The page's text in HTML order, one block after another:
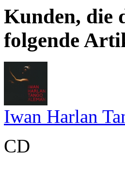
Kunden, die
folgende
Iwan Harlan
CD